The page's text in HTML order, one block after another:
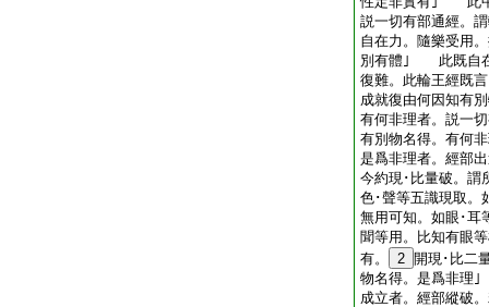
説一切有部通經。
自在力。隨樂受用
別有體｣ 此既自在
復難。此輪王經既
成就復由何因知
有何非理者。説一
有別物名得。有
是爲非理者。經部
今約現･比量破。謂
色･聲等五識現取。
無用可知。如眼･耳
聞等用。比知有眼
有。
2 開現･比二
物名得。是爲非
成立者。經部縱破